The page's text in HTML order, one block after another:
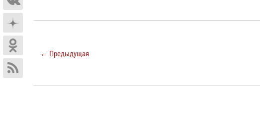
← Предыдущая